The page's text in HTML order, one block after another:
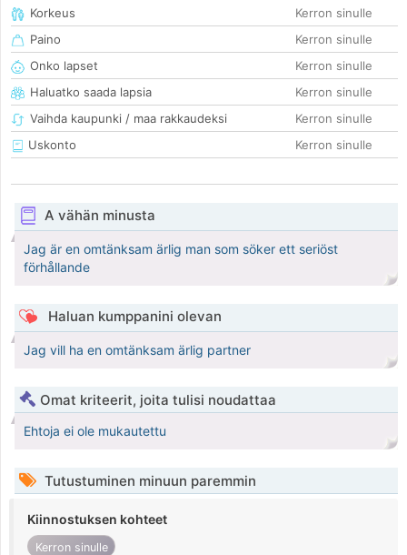
Korkeus
Kerron sinulle
Paino
Kerron sinulle
Onko lapset
Kerron sinulle
Haluatko saada lapsia
Kerron sinulle
Vaihda kaupunki / maa rakkaudeksi
Kerron sinulle
Uskonto
Kerron sinulle
A vähän minusta
Jag är en omtänksam ärlig man som söker ett seriöst
förhållande
Haluan kumppanini olevan
Jag vill ha en omtänksam ärlig partner
Omat kriteerit, joita tulisi noudattaa
Ehtoja ei ole mukautettu
Tutustuminen minuun paremmin
Kiinnostuksen kohteet
Kerron sinulle